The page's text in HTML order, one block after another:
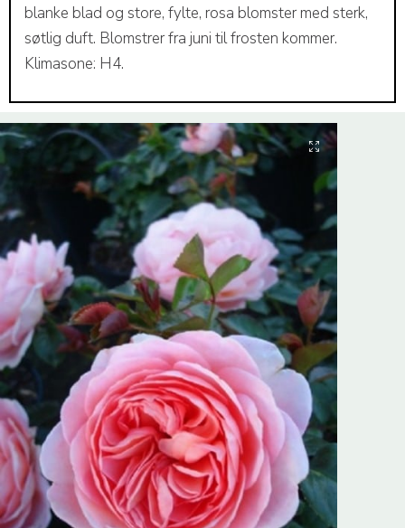
blanke blad og store, fylte, rosa blomster med sterk,
søtlig duft. Blomstrer fra juni til frosten kommer.
Klimasone: H4.